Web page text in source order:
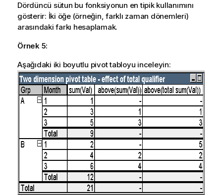
Dördüncü sütun bu fonksiyonun en tipik kullanımını
gösterir: İki öğe (örneğin, farklı zaman dönemleri)
arasındaki farkı hesaplamak.
Örnek 5:
Aşağıdaki iki boyutlu pivot tabloyu inceleyin: